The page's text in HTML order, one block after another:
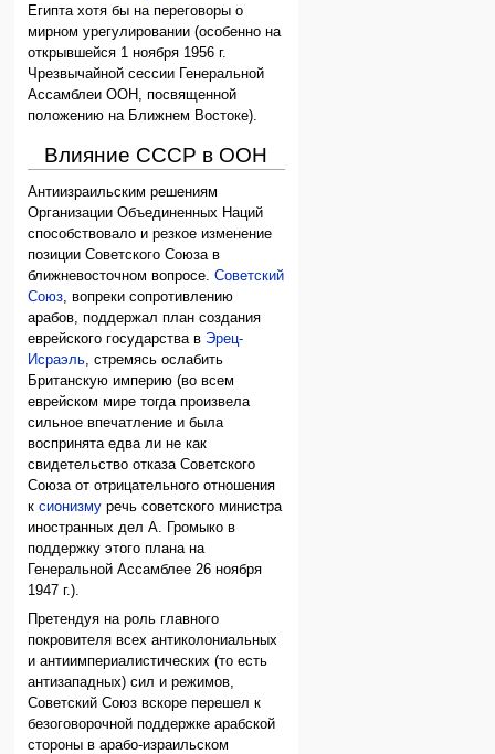
Египта хотя бы на переговоры о
мирном урегулировании (особенно на
открывшейся 1 ноября 1956 г.
Чрезвычайной сессии Генеральной
Ассамблеи ООН, посвященной
положению на Ближнем Востоке).
Влияние СССР в ООН
Антиизраильским решениям
Организации Объединенных Наций
способствовало и резкое изменение
позиции Советского Союза в
ближневосточном вопросе.Советский
Союз, вопреки сопротивлению
арабов, поддержал план создания
еврейского государства в Эрец-
Исраэль, стремясь ослабить
Британскую империю (во всем
еврейском мире тогда произвела
сильное впечатление и была
воспринята едва ли не как
свидетельство отказа Советского
Союза от отрицательного отношения
ксионизму речь советского министра
иностранных дел А. Громыко в
поддержку этого плана на
Генеральной Ассамблее 26 ноября
1947 г.).
Претендуя на роль главного
покровителя всех антиколониальных
и антиимпериалистических (то есть
антизападных) сил и режимов,
Советский Союз вскоре перешел к
безоговорочной поддержке арабской
стороны в арабо-израильском